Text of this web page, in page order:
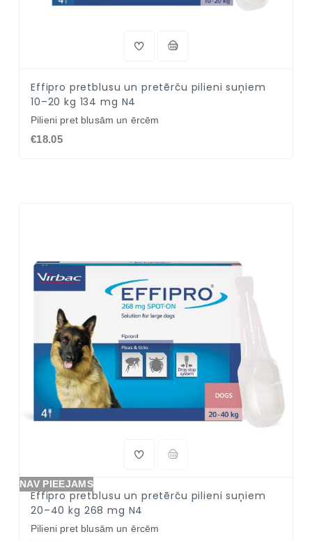
Effipro pretblusu un pretērču pilieni suņiem
10–20 kg 134 mg N4
Pilieni pret blusām un ērcēm
€18.05
NAV PIEEJAMS
Effipro pretblusu un pretērču pilieni suņiem
20–40 kg 268 mg N4
Pilieni pret blusām un ērcēm